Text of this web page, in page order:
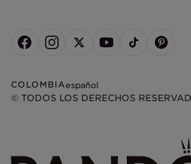
COLOMBIAespañol
© TODOS LOS DERECHOS